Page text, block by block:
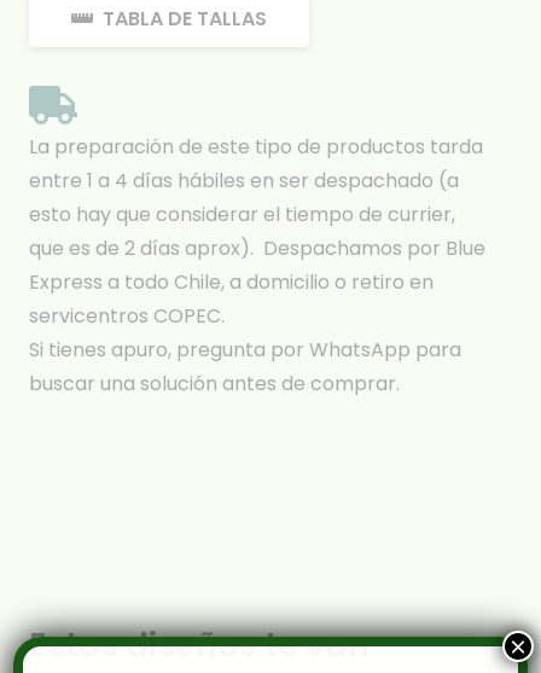
TABLA DE TALLAS
La preparación de este tipo de productos tarda
entre 1 a 4 días hábiles en ser despachado (a
esto hay que considerar el tiempo de currier,
que es de 2 días aprox). Despachamos por Blue
Express a todo Chile, a domicilio o retiro en
servicentros COPEC.
Si tienes apuro, pregunta por WhatsApp para
buscar una solución antes de comprar.
Estos diseños te van
×